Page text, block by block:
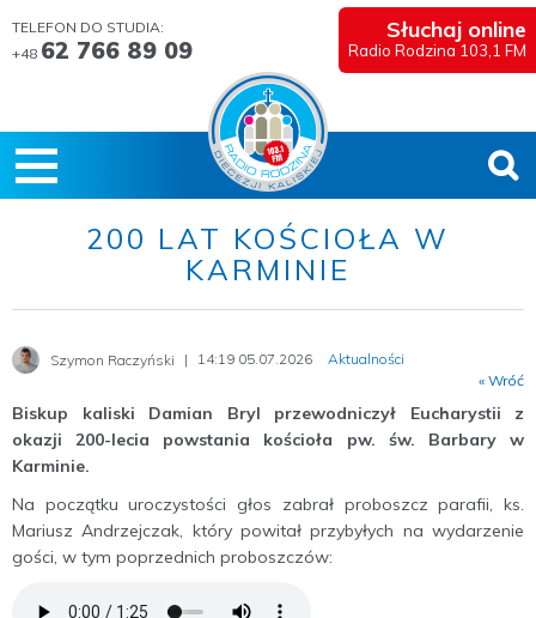
TELEFON DO STUDIA:
+48 62 766 89 09
Słuchaj online
Radio Rodzina 103,1 FM
200 LAT KOŚCIOŁA W
KARMINIE
Szymon Raczyński 14:19 05.07.2026
Aktualności
« Wróć
Biskup kaliski Damian Bryl przewodniczył Eucharystii z
okazji 200-lecia powstania kościoła pw. św. Barbary w
Karminie.
Na początku uroczystości głos zabrał proboszcz parafii, ks.
Mariusz Andrzejczak, który powitał przybyłych na wydarzenie
gości, w tym poprzednich proboszczów: